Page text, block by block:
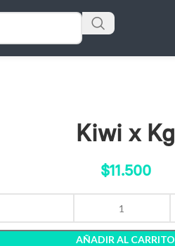
Kiwi x Kg
$11.500
AÑADIR AL CARRITO